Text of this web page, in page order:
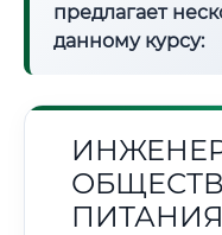
предлагает
данному курсу:
ПИТАНИЯ